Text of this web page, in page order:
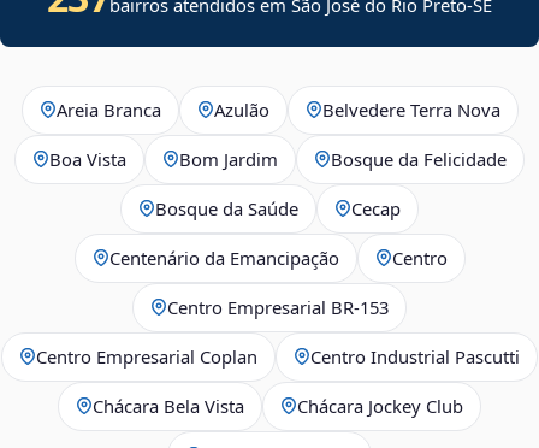
Areia Branca Azulão Belvedere Terra Nova
Boa Vista Bom Jardim Bosque da Felicidade
Bosque da Saúde Cecap
Centenário da Emancipação Centro
Centro Empresarial BR-153
Centro Empresarial Coplan Centro Industrial Pascutti
Chácara Bela Vista Chácara Jockey Club